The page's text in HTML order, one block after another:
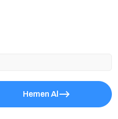
Hemen Al